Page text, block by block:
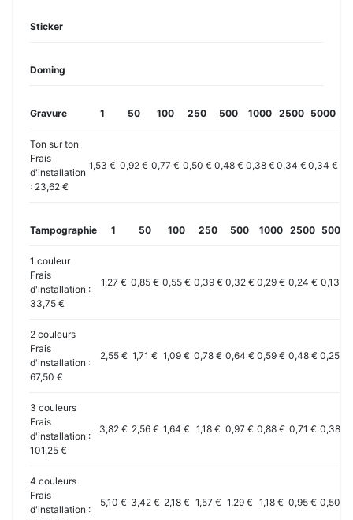
Sticker
Doming
Gravure 1 50 100 250 500 1000 2500 5000
Ton sur ton
Frais
d'installation
: 23,62 €
1,53 € 0,92 € 0,77 € 0,50 € 0,48 € 0,38 € 0,34 € 0,34 €
Tampographie 1 50 100 250 500 1000 2500 5000
1 couleur
Frais
d'installation :
33,75 €
1,27 € 0,85 € 0,55 € 0,39 € 0,32 € 0,29 € 0,24 € 0,13 €
2 couleurs
Frais
d'installation :
67,50 €
2,55 € 1,71 € 1,09 € 0,78 € 0,64 € 0,59 € 0,48 € 0,25 €
3 couleurs
Frais
d'installation :
101,25 €
3,82 € 2,56 € 1,64 € 1,18 € 0,97 € 0,88 € 0,71 € 0,38 €
4 couleurs
Frais
d'installation :
5,10 € 3,42 € 2,18 € 1,57 € 1,29 € 1,18 € 0,95 € 0,50 €